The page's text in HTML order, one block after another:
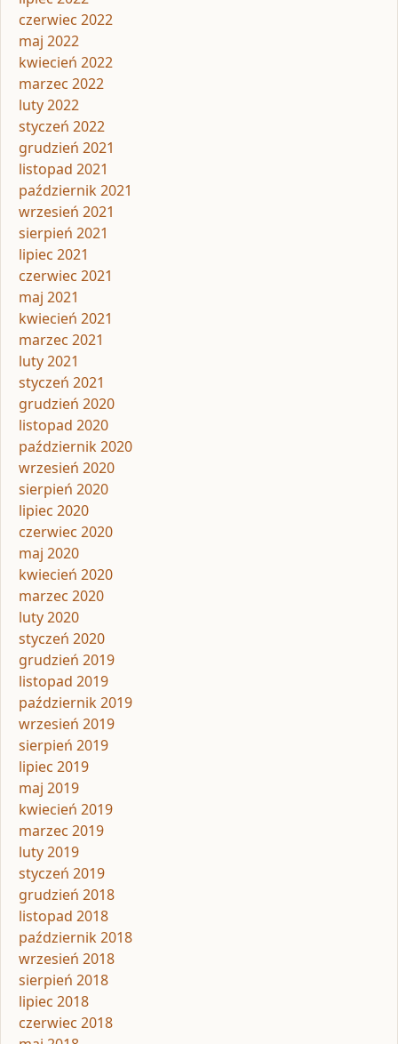
czerwiec 2022
maj 2022
kwiecień 2022
marzec 2022
luty 2022
styczeń 2022
grudzień 2021
listopad 2021
październik 2021
wrzesień 2021
sierpień 2021
lipiec 2021
czerwiec 2021
maj 2021
kwiecień 2021
marzec 2021
luty 2021
styczeń 2021
grudzień 2020
listopad 2020
październik 2020
wrzesień 2020
sierpień 2020
lipiec 2020
czerwiec 2020
maj 2020
kwiecień 2020
marzec 2020
luty 2020
styczeń 2020
grudzień 2019
listopad 2019
październik 2019
wrzesień 2019
sierpień 2019
lipiec 2019
maj 2019
kwiecień 2019
marzec 2019
luty 2019
styczeń 2019
grudzień 2018
listopad 2018
październik 2018
wrzesień 2018
sierpień 2018
lipiec 2018
czerwiec 2018